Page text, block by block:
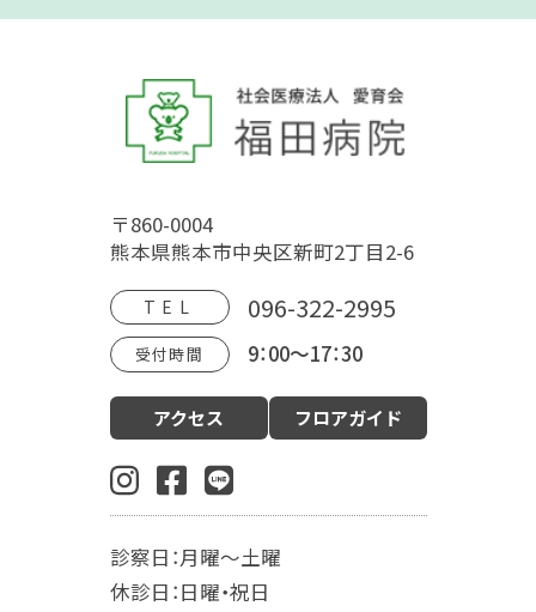
トップページ
病院概要 福田病院の歴史
HOSPITAL MOVIE
診療案内
婦人科・更年期外来
肛門外科
麻酔科
〒860-0004
熊本県熊本市中央区新町2丁目2-6
TEL 096-322-2995
受付時間 9：00～17：30
アクセス フロアガイド
診察日：月曜～土曜
休診日：日曜・祝日